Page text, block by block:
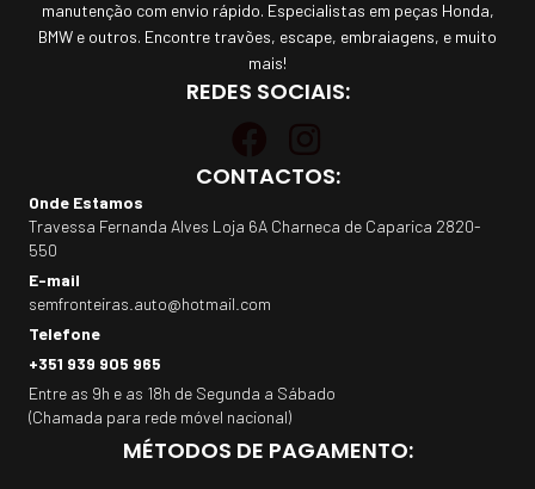
manutenção com envio rápido. Especialistas em peças Honda,
BMW e outros. Encontre travões, escape, embraiagens, e muito
mais!
REDES SOCIAIS:
CONTACTOS:
Onde Estamos
Travessa Fernanda Alves Loja 6A Charneca de Caparica 2820-
550
E-mail
semfronteiras.auto@hotmail.com
Telefone
+351 939 905 965
Entre as 9h e as 18h de Segunda a Sábado
(Chamada para rede móvel nacional)
MÉTODOS DE PAGAMENTO: